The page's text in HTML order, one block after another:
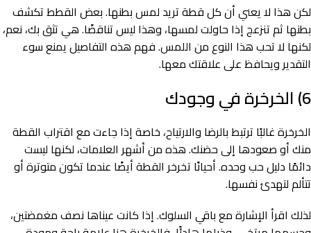
لكن هذا لا يعني أن كل قطة تريد لمس بطنها. بعض القطط تكشف
بطنها ثم تنزعج إذا حاولت لمسها، وهذا ليس تناقضًا. هي تثق بك، نعم،
لكنها لا تحب هذا النوع من اللمس. فهم هذه التفاصيل يمنع سوء
التقدير ويحافظ على علاقتك معها.
6) الخرخرة في وجودك
الخرخرة غالبًا ترتبط بالرضا والارتياح، خاصة إذا جاءت مع اقتراب القطة
منك أو صعودها إلى حضنك. هذه من أشهر العلامات، لكنها ليست
دائمًا دليل حب وحده. أحيانًا تخرخر القطة أيضًا عندما تكون متوترة أو
تتألم لتهدئ نفسها.
لذلك اقرأ الإشارة مع باقي السلوك. إذا كانت عيناها نصف مغمضتين،